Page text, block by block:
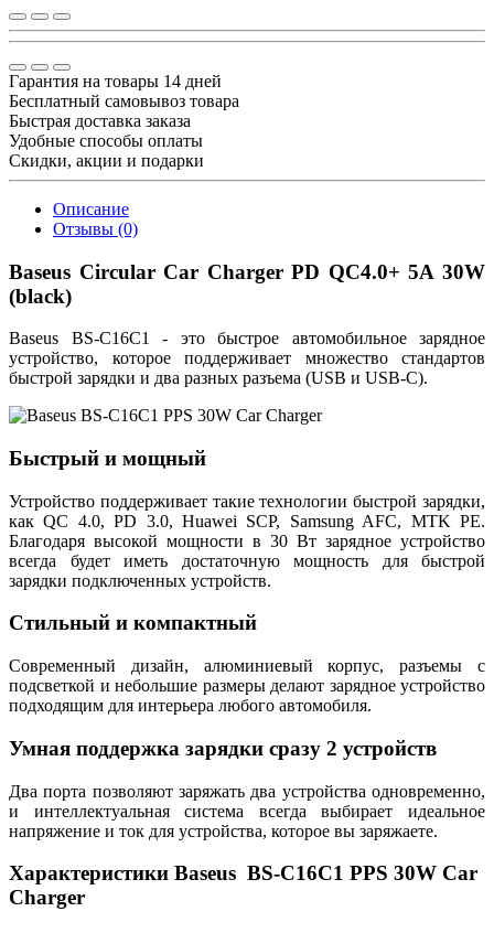
Гарантия на товары 14 дней
Бесплатный самовывоз товара
Быстрая доставка заказа
Удобные способы оплаты
Скидки, акции и подарки
Описание
Отзывы (0)
Baseus Circular Car Charger PD QC4.0+ 5A 30W
(black)
Baseus BS-C16C1 - это быстрое автомобильное зарядное
устройство, которое поддерживает множество стандартов
быстрой зарядки и два разных разъема (USB и USB-C).
Быстрый и мощный
Устройство поддерживает такие технологии быстрой зарядки,
как QC 4.0, PD 3.0, Huawei SCP, Samsung AFC, MTK PE.
Благодаря высокой мощности в 30 Вт зарядное устройство
всегда будет иметь достаточную мощность для быстрой
зарядки подключенных устройств.
Стильный и компактный
Современный дизайн, алюминиевый корпус, разъемы с
подсветкой и небольшие размеры делают зарядное устройство
подходящим для интерьера любого автомобиля.
Умная поддержка зарядки сразу 2 устройств
Два порта позволяют заряжать два устройства одновременно,
и интеллектуальная система всегда выбирает идеальное
напряжение и ток для устройства, которое вы заряжаете.
Характеристики Baseus BS-C16C1 PPS 30W Car
Charger